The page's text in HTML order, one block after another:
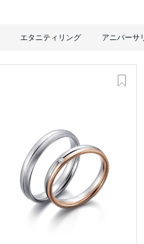
エタニティリング アニバーサ